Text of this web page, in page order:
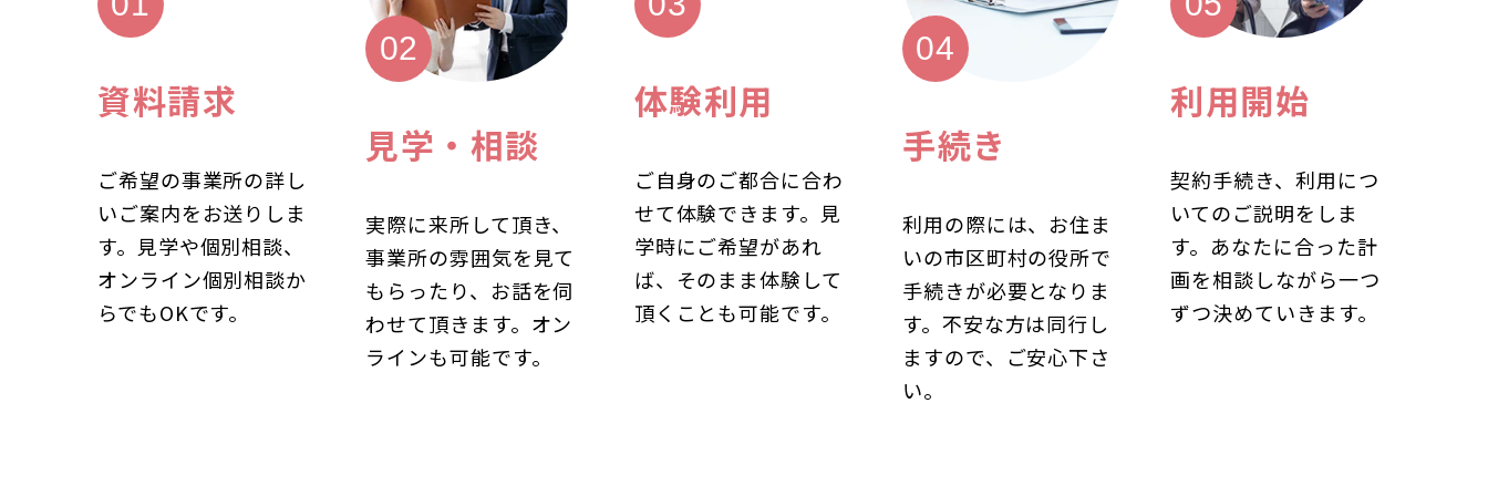
資料請求
ご希望の事業所の詳し
いご案内をお送りしま
す。見学や個別相談、
オンライン個別相談か
らでもOKです。
見学・相談
実際に来所して頂き、
事業所の雰囲気を見て
もらったり、お話を伺
わせて頂きます。オン
ラインも可能です。
体験利用
ご自身のご都合に合わ
せて体験できます。見
学時にご希望があれ
ば、そのまま体験して
頂くことも可能です。
手続き
利用の際には、お住ま
いの市区町村の役所で
手続きが必要となりま
す。不安な方は同行し
ますので、ご安心下さ
い。
利用開始
契約手続き、利用につ
いてのご説明をしま
す。あなたに合った計
画を相談しながら一つ
ずつ決めていきます。